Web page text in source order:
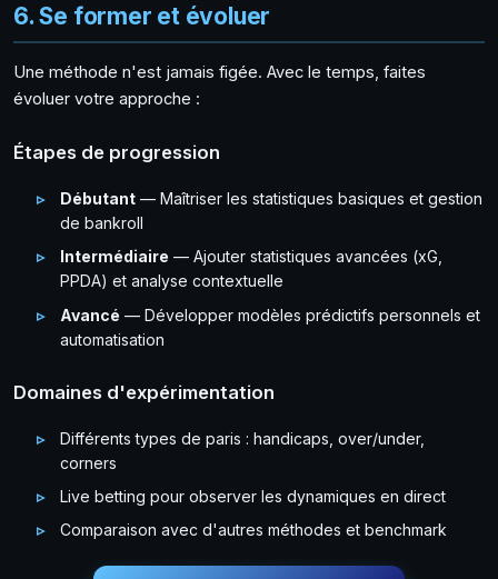
6. Se former et évoluer
Une méthode n'est jamais figée. Avec le temps, faites
évoluer votre approche :
Étapes de progression
Débutant — Maîtriser les statistiques basiques et gestion
de bankroll
Intermédiaire — Ajouter statistiques avancées (xG,
PPDA) et analyse contextuelle
Avancé — Développer modèles prédictifs personnels et
automatisation
Domaines d'expérimentation
Différents types de paris : handicaps, over/under,
corners
Live betting pour observer les dynamiques en direct
Comparaison avec d'autres méthodes et benchmark